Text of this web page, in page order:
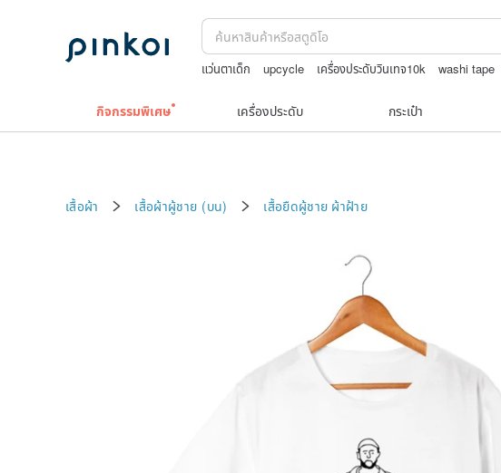
แว่นตาเด็ก upcycle เครื่องประดับวินเทจ10k washi tape
กิจกรรมพิเศษ เครื่องประดับ กระเป๋า
เสื้อผ้า เสื้อผ้าผู้ชาย (บน) เสื้อยืดผู้ชาย ผ้าฝ้าย